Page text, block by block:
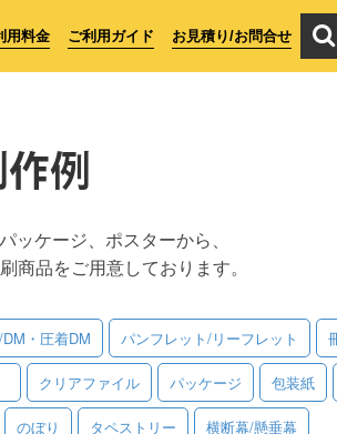
用料金 ご利用ガイド お見積り/お問合せ
例
ケージ、ポスターから、
商品をご用意しております。
・圧着DM パンフレット/リーフレット
クリアファイル パッケージ 包装紙
のぼり タペストリー 横断幕/懸垂幕